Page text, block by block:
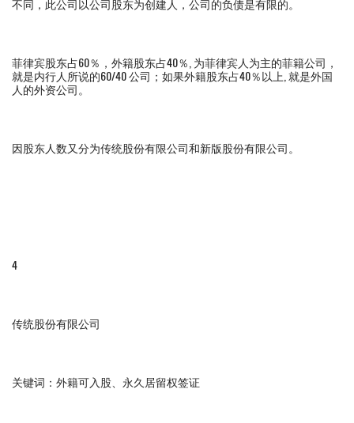
不同，此公司以公司股东为创建人，公司的负债是有限的。
菲律宾股东占60％，外籍股东占40％, 为菲律宾人为主的菲籍公司，
就是内行人所说的60/40 公司；如果外籍股东占40％以上, 就是外国
人的外资公司。
因股东人数又分为传统股份有限公司和新版股份有限公司。
4
传统股份有限公司
关键词：外籍可入股、永久居留权签证